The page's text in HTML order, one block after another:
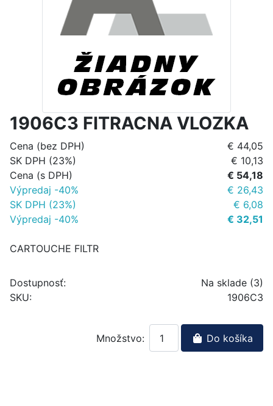
1906C3 FITRACNA VLOZKA
Cena (bez DPH)
€ 44,05
SK DPH (23%)
€ 10,13
Cena (s DPH)
€ 54,18
Výpredaj -40%
€ 26,43
SK DPH (23%)
€ 6,08
Výpredaj -40%
€ 32,51
CARTOUCHE FILTR
Dostupnosť:
Na sklade (3)
SKU:
1906C3
Množstvo: Do košíka